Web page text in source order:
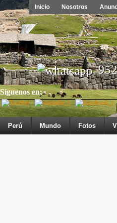
Inicio Nosotros
Síguenos en:
Perú Mundo Fotos